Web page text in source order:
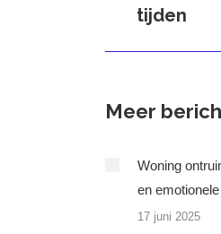
bericht
tijden
Meer
Woning
en
17 juni 2025